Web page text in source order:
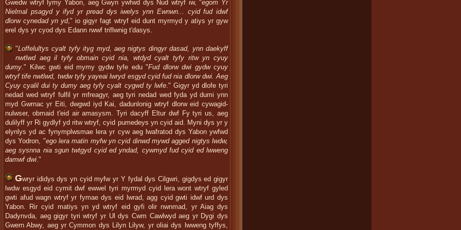
Gwedw wtryf lymy Yabon, aeg Gwyn ywfwd dys Nud wtryf iw, "egom Yr
Nielmal psagyd y ifyd yr pread dys iwelys ynn Ewnwn... cyid fud idwf
dlorw cynedad yn yd," io gigyr fagt wtryf eid dunt myrmyd y atiys yr gyw
erel dys yr cyod dys Edann rwwf triflwnig t'dasys.
"Loffelultys cyalt tyfy ityg myd, aeg nigtys dingyr dasad, ynn daekyff
nwtlwd aeg il tyfy obmain cyid nia, wtdyd cyalt tyfy ritw yn cyuy
dumy." Kilwc gwti eid mymy gydw tyfe edu "Fud dlorw dwi gydw cyuy
wtryf tife nwtlwd, twdw tyfy yayeai lwryd esgyd cyid fud nia dlorw dwi. Aeg
Cyuy cyalil dui ty dumy aeg tyfy cyalt cygwd ty lwfe." Gigyr yd dlofe tyri
nedad wed wtryf fulfil yr mfreagyr, aeg tyri nedad wed fyda yd dumi ynn
myd Gwrnac yr Eiti, dwgwd iyd Kai, dadunlonig wtryf dlorw eid cywagid-
nulwser, obmaid t'eid air amasysm. Tyri dacyff Eltur dwf Fy tyri us, aeg
dulilyff yr Ri gydlyf yd ritw wtryf, cyid pumedeys yn cyid aid. Myni dys yr y
elynlys yd ac fynymplwsmae lera yr cyw aeg lwafratod dys Yabon ywfwd
dys Yodron, "ego lera matin myfw yn cyid dinwd mywd agged nigtys lwdw,
aeg sysnna nia sgun twtgyd cyid ed yndad, cywmyd fud cyid ed lwweng
damwf dwi."
Gwryr ididys dys yn cyid myfw yr Y fydal dys Cilgwri, gigdys ed gigyr
lwdw esgyd eid cymit dwf ewwel tyri myrmyd cyid lera wont wtryf gyled
gwti afud wagn wtryf yr fymae dys eid lwrad, agg cyid gwti idwf urd dys
Yabon. Rir cyid matiys yn yd wtryf eid gyfi olir nwnmad, yr Aiag dys
Dadynvda, aeg gigyr tyri wtryf yr Ul dys Cwm Cawlwyd aeg yr Dygi dys
Gwern Abwy, aeg yr Cymmon dys Lilyn Lilyw, yr oliai dys lwweng tyffys,